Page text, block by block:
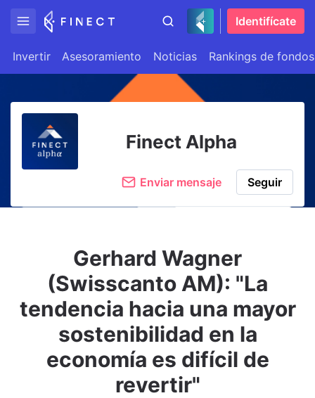
Identifícate
Invertir Asesoramiento Noticias Rankings de fondos
Finect Alpha
Enviar mensaje Seguir
Gerhard Wagner
(Swisscanto AM): "La
tendencia hacia una mayor
sostenibilidad en la
economía es difícil de
revertir"